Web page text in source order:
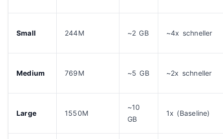
Small 244M ~2 GB ~4x schneller
Medium 769M ~5 GB ~2x schneller
Large 1550M
~10
GB
1x (Baseline)